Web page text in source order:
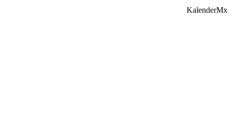
KalenderMx